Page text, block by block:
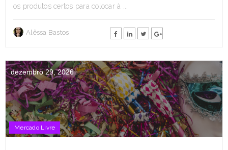
os produtos certos para colocar à ...
Alêssa Bastos
dezembro 29, 2026
Mercado Livre